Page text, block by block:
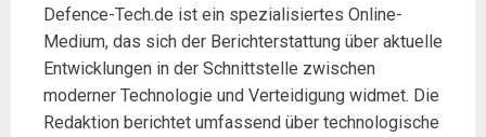
Defence-Tech.de ist ein spezialisiertes Online-
Medium, das sich der Berichterstattung über aktuelle
Entwicklungen in der Schnittstelle zwischen
moderner Technologie und Verteidigung widmet. Die
Redaktion berichtet umfassend über technologische